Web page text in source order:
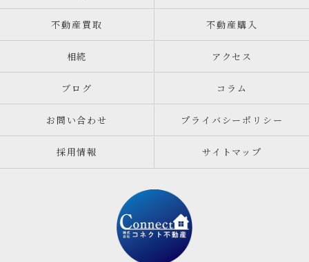
不動産買取 不動産購入
相続 アクセス
ブログ コラム
お問い合わせ プライバシーポリシー
採用情報 サイトマップ